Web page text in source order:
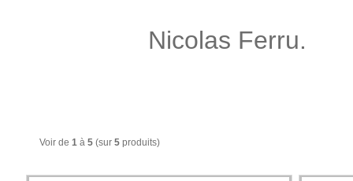
Nicolas Ferru.
Voir de 1 à 5 (sur 5 produits)